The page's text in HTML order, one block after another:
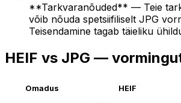
**Tarkvaranõuded** — Teie
võib nõuda spetsiifiliselt JPG
Teisendamine tagab täieliku
HEIF vs JPG —
Omadus HEIF